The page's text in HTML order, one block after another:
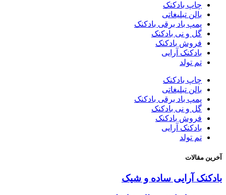
چاپ بادکنک
بالن تبلیغاتی
پمپ باد برقی بادکنک
گل و نی بادکنک
فروش بادکنک
بادکنک آرایی
تم تولد
چاپ بادکنک
بالن تبلیغاتی
پمپ باد برقی بادکنک
گل و نی بادکنک
فروش بادکنک
بادکنک آرایی
تم تولد
آخرین مقالات
بادکنک آرایی ساده و شیک